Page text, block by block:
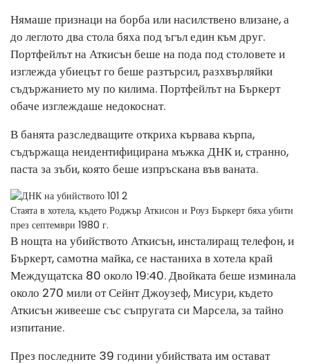
Нямаше признаци на борба или насилствено влизане, а
до леглото два стола бяха под ъгъл един към друг.
Портфейлът на Аткисън беше на пода под столовете и
изглежда убиецът го беше разтърсил, разхвърляйки
съдържанието му по килима. Портфейлът на Бъркерт
обаче изглеждаше недокоснат.
В банята разследващите откриха кървава кърпа,
съдържаща неидентифицирана мъжка ДНК и, странно,
паста за зъби, която беше изпръскана във ваната.
Стаята в хотела, където Роджър Аткисон и Роуз Бъркерт бяха убити
през септември 1980 г.
В нощта на убийството Аткисън, инсталиращ телефон, и
Бъркерт, самотна майка, се настаниха в хотела край
Междущатска 80 около 19:40. Двойката беше изминала
около 270 мили от Сейнт Джоузеф, Мисури, където
Аткисън живееше със съпругата си Марсела, за тайно
изпитание.
През последните 39 години убийствата им остават